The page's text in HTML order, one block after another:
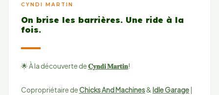
CYNDI MARTIN
On brise les barrières. Une ride à la
fois.
🌟 À la découverte de𝐂𝐲𝐧𝐝𝐢 𝐌𝐚𝐫𝐭𝐢𝐧!
Copropriétaire de Chicks And Machines& Idle Garage|